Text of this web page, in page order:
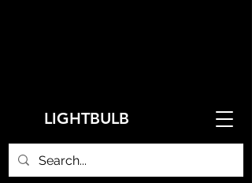
LIGHTBULB